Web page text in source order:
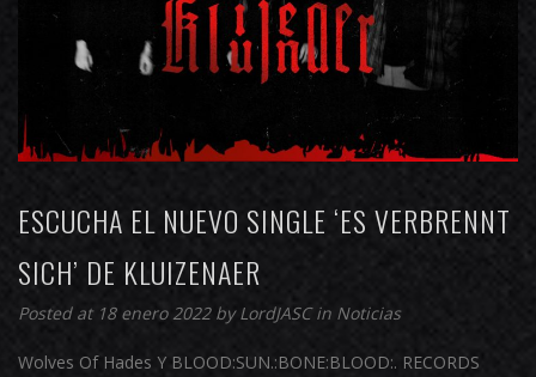
ESCUCHA EL NUEVO SINGLE ‘ES VERBRENNT
SICH’ DE KLUIZENAER
Posted at 18 enero 2022 byLordJASCin Noticias
Wolves Of Hades Y BLOOD:SUN.:BONE:BLOOD:. RECORDS